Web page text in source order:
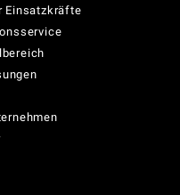
Einsatzkräfte